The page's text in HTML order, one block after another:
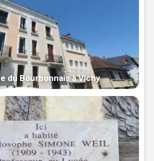
du Bourbonnais à Vichy